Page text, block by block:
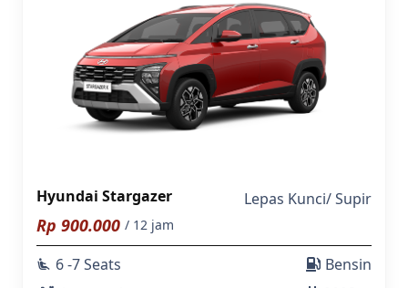
Hyundai Stargazer Lepas Kunci/Supir
Rp 900.000 / 12 jam
airline_seat_recline_extra 6 -7 Seats
Bensin